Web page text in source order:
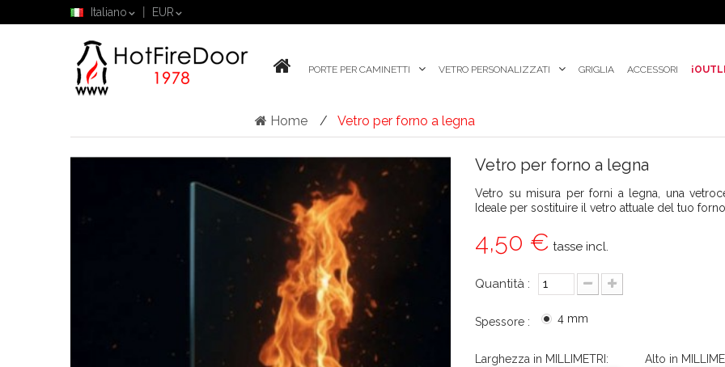
Italiano EUR
PORTE PER CAMINETTI VETRO PERSONALIZZATI GRIGLIA ACCESSORI
Home Vetro per forno a legna
Vetro per forno a legna
Vetro su misura per forni a legna, una
Ideale per sostituire il vetro attuale del tuo
4,50 € tasse incl.
Quantità :
Spessore : 4 mm
Larghezza in MILLIMETRI:
Alto in